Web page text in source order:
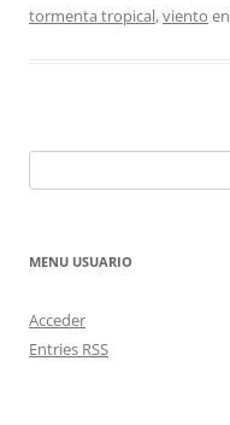
tormenta tropical,viento en
MENU USUARIO
Acceder
Entries RSS